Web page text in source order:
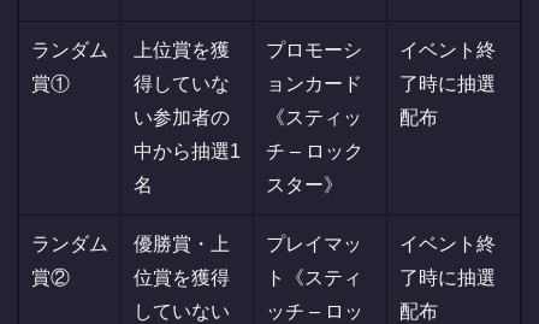
ランダム
賞①
上位賞を獲
得していな
い参加者の
中から抽選1
名
プロモーシ
ョンカード
《スティッ
チ – ロック
スター》
イベント終
了時に抽選
配布
ランダム
賞②
優勝賞・上
位賞を獲得
していない
プレイマッ
ト《スティ
ッチ – ロッ
イベント終
了時に抽選
配布